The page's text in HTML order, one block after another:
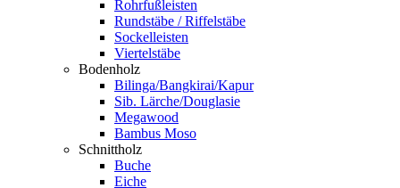
Rohrfußleisten
Rundstäbe / Riffelstäbe
Sockelleisten
Viertelstäbe
Bodenholz
Bilinga/Bangkirai/Kapur
Sib. Lärche/Douglasie
Megawood
Bambus Moso
Schnittholz
Buche
Eiche